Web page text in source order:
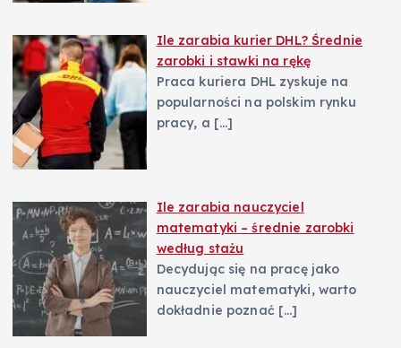
Ile zarabia kurier DHL? Średnie
zarobki i stawki na rękę
Praca kuriera DHL zyskuje na
popularności na polskim rynku
pracy, a […]
Ile zarabia nauczyciel
matematyki – średnie zarobki
według stażu
Decydując się na pracę jako
nauczyciel matematyki, warto
dokładnie poznać […]